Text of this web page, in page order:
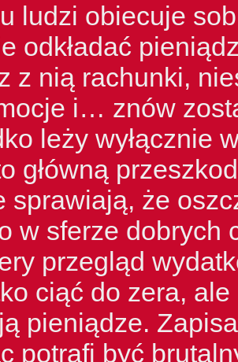
ludzi obiecuje
odkładać
z nią rachunki,
i… znów
leży wyłącznie
główną
sprawiają, że
w sferze dobrych
przegląd
ciąć do zera,
pieniądze.
potrafi być